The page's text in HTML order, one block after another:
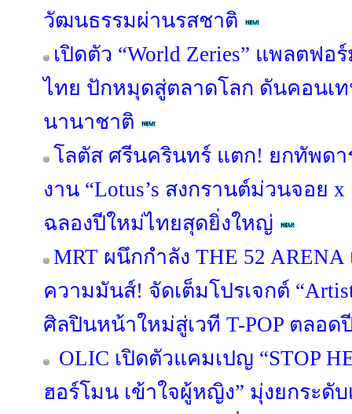
วัฒนธรรมผ่านรสชาติ
เปิดตัว “World Zeries” แพลตฟ
ไทย ปักหมุดสู่ตลาดโลก ดันคอนเ
นานาชาติ
โลตัส ศรีนครินทร์ แตก! ยกทัพดา
งาน “Lotus’s สงกรานต์ม่วนจอย
ฉลองปีใหม่ไทยสุดยิ่งใหญ่
MRT ผนึกกำลัง THE 52
ความมันส์! จัดเต็มโปรเจกต์
ศิลปินหน้าใหม่สู่เวที T-POP ตลอด
OLIC เปิดตัวแคมเปญ “STOP
ฮอร์โมน เข้าใจผู้หญิง” มุ่งยกระดั